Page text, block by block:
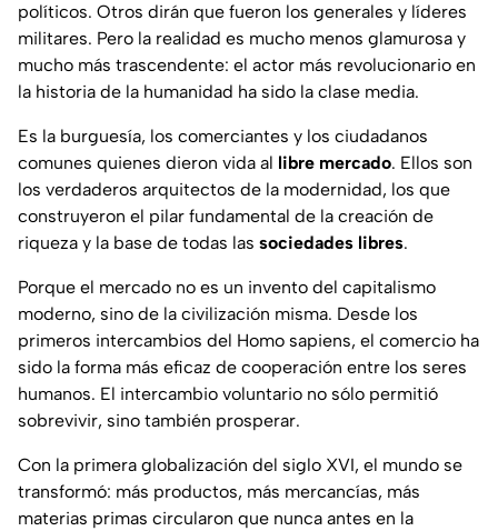
políticos. Otros dirán que fueron los generales y líderes
militares. Pero la realidad es mucho menos glamurosa y
mucho más trascendente: el actor más revolucionario en
la historia de la humanidad ha sido la clase media.
Es la burguesía, los comerciantes y los ciudadanos
comunes quienes dieron vida al libre mercado. Ellos son
los verdaderos arquitectos de la modernidad, los que
construyeron el pilar fundamental de la creación de
riqueza y la base de todas las sociedades libres.
Porque el mercado no es un invento del capitalismo
moderno, sino de la civilización misma. Desde los
primeros intercambios del Homo sapiens, el comercio ha
sido la forma más eficaz de cooperación entre los seres
humanos. El intercambio voluntario no sólo permitió
sobrevivir, sino también prosperar.
Con la primera globalización del siglo XVI, el mundo se
transformó: más productos, más mercancías, más
materias primas circularon que nunca antes en la